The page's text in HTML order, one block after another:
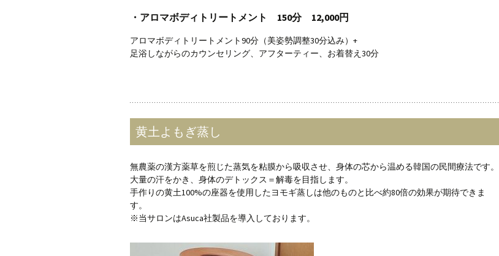
・アロマボディトリートメント 150分 12,000円
アロマボディトリートメント90分（美姿勢調整30分込み）+
足浴しながらのカウンセリング、アフターティー、お着替え30分
黄土よもぎ蒸し
無農薬の漢方薬草を煎じた蒸気を粘膜から吸収させ、身体の芯から温める韓国の民間療法です。
大量の汗をかき、身体のデトックス＝解毒を目指します。
手作りの黄土100%の座器を使用したヨモギ蒸しは他のものと比べ約80倍の効果が期待できま
す。
※当サロンはAsuca社製品を導入しております。